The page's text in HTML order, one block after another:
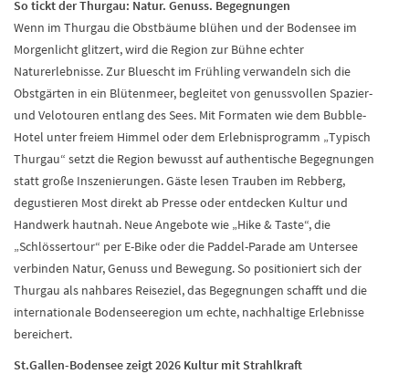
So tickt der Thurgau: Natur. Genuss. Begegnungen
Wenn im Thurgau die Obstbäume blühen und der Bodensee im
Morgenlicht glitzert, wird die Region zur Bühne echter
Naturerlebnisse. Zur Bluescht im Frühling verwandeln sich die
Obstgärten in ein Blütenmeer, begleitet von genussvollen Spazier-
und Velotouren entlang des Sees. Mit Formaten wie dem Bubble-
Hotel unter freiem Himmel oder dem Erlebnisprogramm „Typisch
Thurgau“ setzt die Region bewusst auf authentische Begegnungen
statt große Inszenierungen. Gäste lesen Trauben im Rebberg,
degustieren Most direkt ab Presse oder entdecken Kultur und
Handwerk hautnah. Neue Angebote wie „Hike & Taste“, die
„Schlössertour“ per E-Bike oder die Paddel-Parade am Untersee
verbinden Natur, Genuss und Bewegung. So positioniert sich der
Thurgau als nahbares Reiseziel, das Begegnungen schafft und die
internationale Bodenseeregion um echte, nachhaltige Erlebnisse
bereichert.
St.Gallen-Bodensee zeigt 2026 Kultur mit Strahlkraft